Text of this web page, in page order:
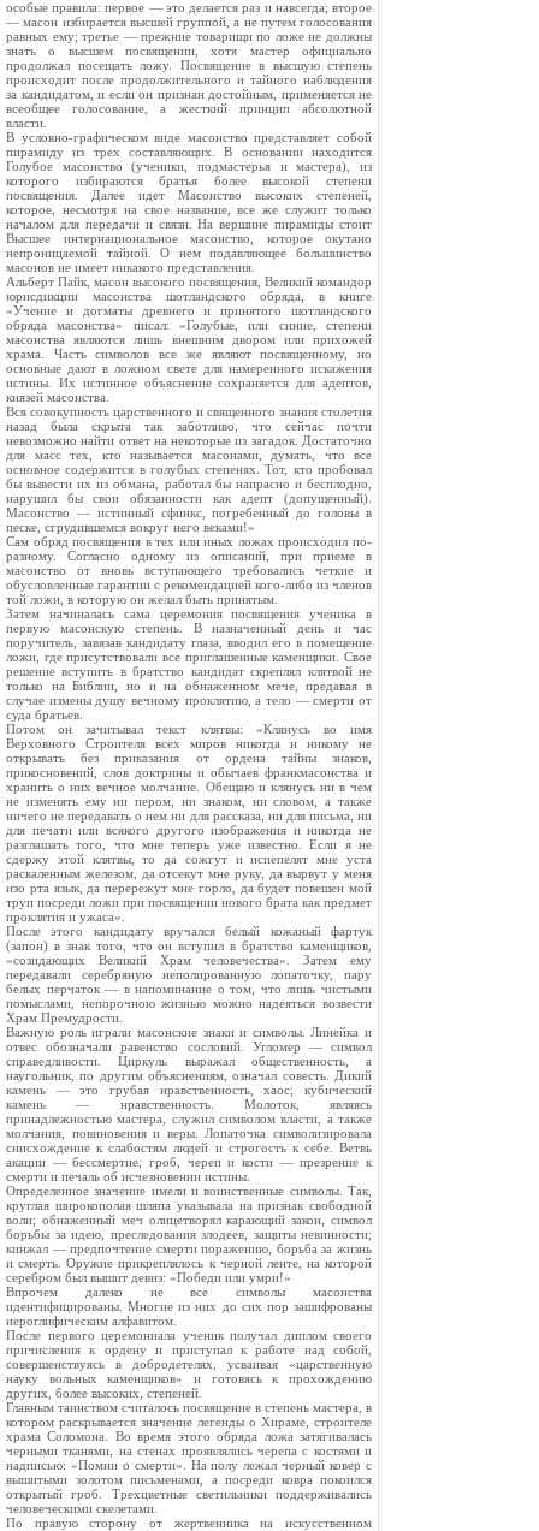
особые правила: первое — это делается раз и навсегда; второе
— масон избирается высшей группой, а не путем голосования
равных ему; третье — прежние товарищи по ложе не должны
знать о высшем посвящении, хотя мастер официально
продолжал посещать ложу. Посвящение в высшую степень
происходит после продолжительного и тайного наблюдения
за кандидатом, и если он признан достойным, применяется не
всеобщее голосование, а жесткий принцип абсолютной
власти.
В условно-графическом виде масонство представляет собой
пирамиду из трех составляющих. В основании находится
Голубое масонство (ученики, подмастерья и мастера), из
которого избираются братья более высокой степени
посвящения. Далее идет Масонство высоких степеней,
которое, несмотря на свое название, все же служит только
началом для передачи и связи. На вершине пирамиды стоит
Высшее интернациональное масонство, которое окутано
непроницаемой тайной. О нем подавляющее большинство
масонов не имеет никакого представления.
Альберт Пайк, масон высокого посвящения, Великий командор
юрисдикции масонства шотландского обряда, в книге
«Учение и догматы древнего и принятого шотландского
обряда масонства» писал: «Голубые, или синие, степени
масонства являются лишь внешним двором или прихожей
храма. Часть символов все же являют посвященному, но
основные дают в ложном свете для намеренного искажения
истины. Их истинное объяснение сохраняется для адептов,
князей масонства.
Вся совокупность царственного и священного знания столетия
назад была скрыта так заботливо, что сейчас почти
невозможно найти ответ на некоторые из загадок. Достаточно
для масс тех, кто называется масонами, думать, что все
основное содержится в голубых степенях. Тот, кто пробовал
бы вывести их из обмана, работал бы напрасно и бесплодно,
нарушил бы свои обязанности как адепт (допущенный).
Масонство — истинный сфинкс, погребенный до головы в
песке, сгрудившемся вокруг него веками!»
Сам обряд посвящения в тех или иных ложах происходил по-
разному. Согласно одному из описаний, при приеме в
масонство от вновь вступающего требовались четкие и
обусловленные гарантии с рекомендацией кого-либо из членов
той ложи, в которую он желал быть принятым.
Затем начиналась сама церемония посвящения ученика в
первую масонскую степень. В назначенный день и час
поручитель, завязав кандидату глаза, вводил его в помещение
ложи, где присутствовали все приглашенные каменщики. Свое
решение вступить в братство кандидат скреплял клятвой не
только на Библии, но и на обнаженном мече, предавая в
случае измены душу вечному проклятию, а тело — смерти от
суда братьев.
Потом он зачитывал текст клятвы: «Клянусь во имя
Верховного Строителя всех миров никогда и никому не
открывать без приказания от ордена тайны знаков,
прикосновений, слов доктрины и обычаев франкмасонства и
хранить о них вечное молчание. Обещаю и клянусь ни в чем
не изменять ему ни пером, ни знаком, ни словом, а также
ничего не передавать о нем ни для рассказа, ни для письма, ни
для печати или всякого другого изображения и никогда не
разглашать того, что мне теперь уже известно. Если я не
сдержу этой клятвы, то да сожгут и испепелят мне уста
раскаленным железом, да отсекут мне руку, да вырвут у меня
изо рта язык, да перережут мне горло, да будет повешен мой
труп посреди ложи при посвящении нового брата как предмет
проклятия и ужаса».
После этого кандидату вручался белый кожаный фартук
(запон) в знак того, что он вступил в братство каменщиков,
«созидающих Великий Храм человечества». Затем ему
передавали серебряную неполированную лопаточку, пару
белых перчаток — в напоминание о том, что лишь чистыми
помыслами, непорочною жизнью можно надеяться возвести
Храм Премудрости.
Важную роль играли масонские знаки и символы. Линейка и
отвес обозначали равенство сословий. Угломер — символ
справедливости. Циркуль выражал общественность, а
наугольник, по другим объяснениям, означал совесть. Дикий
камень — это грубая нравственность, хаос; кубический
камень — нравственность. Молоток, являясь
принадлежностью мастера, служил символом власти, а также
молчания, повиновения и веры. Лопаточка символизировала
снисхождение к слабостям людей и строгость к себе. Ветвь
акации — бессмертие; гроб, череп и кости — презрение к
смерти и печаль об исчезновении истины.
Определенное значение имели и воинственные символы. Так,
круглая широкополая шляпа указывала на признак свободной
воли; обнаженный меч олицетворял карающий закон, символ
борьбы за идею, преследования злодеев, защиты невинности;
кинжал — предпочтение смерти поражению, борьба за жизнь
и смерть. Оружие прикреплялось к черной ленте, на которой
серебром был вышит девиз: «Победи или умри!»
Впрочем далеко не все символы масонства
идентифицированы. Многие из них до сих пор зашифрованы
иероглифическим алфавитом.
После первого церемониала ученик получал диплом своего
причисления к ордену и приступал к работе над собой,
совершенствуясь в добродетелях, усваивая «царственную
науку вольных каменщиков» и готовясь к прохождению
других, более высоких, степеней.
Главным таинством считалось посвящение в степень мастера, в
котором раскрывается значение легенды о Хираме, строителе
храма Соломона. Во время этого обряда ложа затягивалась
черными тканями, на стенах проявлялись черепа с костями и
надписью: «Помни о смерти». На полу лежал черный ковер с
вышитыми золотом письменами, а посреди ковра покоился
открытый гроб. Трехцветные светильники поддерживались
человеческими скелетами.
По правую сторону от жертвенника на искусственном